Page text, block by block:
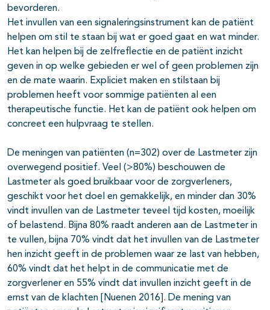
bevorderen.
Het invullen van een signaleringsinstrument kan de patiënt
helpen om stil te staan bij wat er goed gaat en wat minder.
Het kan helpen bij de zelfreflectie en de patiënt inzicht
geven in op welke gebieden er wel of geen problemen zijn
en de mate waarin. Expliciet maken en stilstaan bij
problemen heeft voor sommige patiënten al een
therapeutische functie. Het kan de patiënt ook helpen om
concreet een hulpvraag te stellen.
De meningen van patiënten (n=302) over de Lastmeter zijn
overwegend positief. Veel (>80%) beschouwen de
Lastmeter als goed bruikbaar voor de zorgverleners,
geschikt voor het doel en gemakkelijk, en minder dan 30%
vindt invullen van de Lastmeter teveel tijd kosten, moeilijk
of belastend. Bijna 80% raadt anderen aan de Lastmeter in
te vullen, bijna 70% vindt dat het invullen van de Lastmeter
hen inzicht geeft in de problemen waar ze last van hebben,
60% vindt dat het helpt in de communicatie met de
zorgverlener en 55% vindt dat invullen inzicht geeft in de
ernst van de klachten [Nuenen 2016]. De mening van